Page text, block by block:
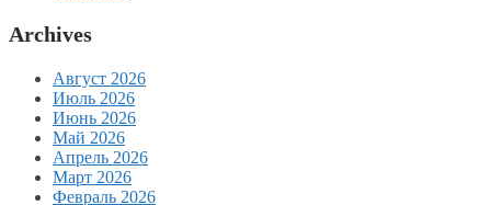
Archives
Август 2026
Июль 2026
Июнь 2026
Май 2026
Апрель 2026
Март 2026
Февраль 2026